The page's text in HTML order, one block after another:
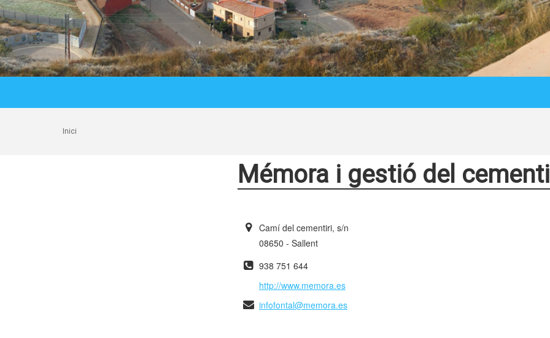
Inici
Mémora i gestió del
Camí del cementiri, s/n
08650 - Sallent
938 751 644
http://www.memora.es
infofontal@memora.es